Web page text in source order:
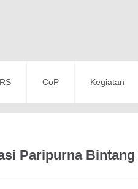
CoP Kegiatan
Paripurna